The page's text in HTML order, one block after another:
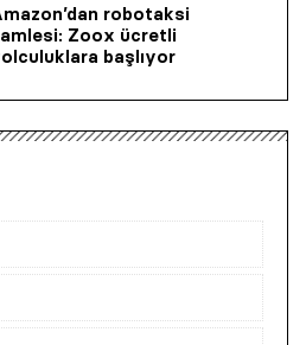
robotaksi
Zoox ücretli
başlıyor